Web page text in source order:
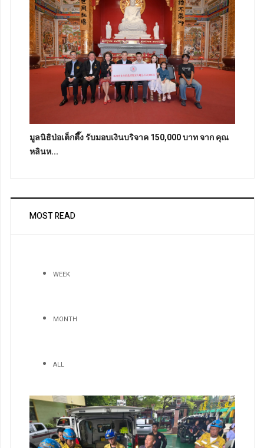
มูลนิธิป่อเต็กตึ๊ง รับมอบเงินบริจาค 150,000 บาท จาก คุณ
หลินห...
MOST READ
WEEK
MONTH
ALL